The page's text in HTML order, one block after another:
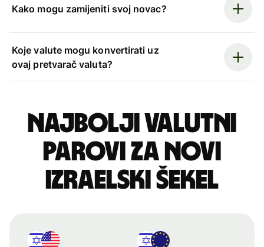
Kako mogu zamijeniti svoj novac?
Koje valute mogu konvertirati uz
ovaj pretvarač valuta?
Najbolji valutni
parovi za novi
izraelski šekel